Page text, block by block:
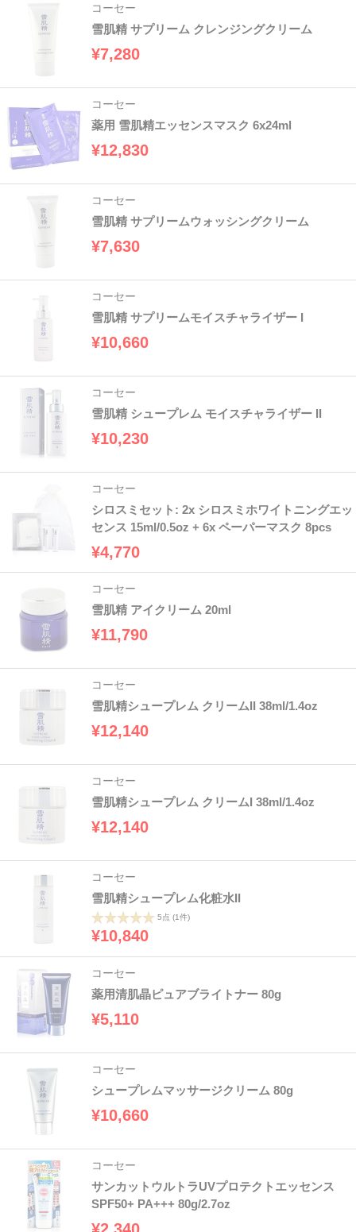
コーセー
雪肌精 サプリーム クレンジングクリーム
¥7,280
コーセー
薬用 雪肌精エッセンスマスク 6x24ml
¥12,830
コーセー
雪肌精 サプリームウォッシングクリーム
¥7,630
コーセー
雪肌精 サプリームモイスチャライザー I
¥10,660
コーセー
雪肌精 シュープレム モイスチャライザー II
¥10,230
コーセー
シロスミセット: 2x シロスミホワイトニングエッ
センス 15ml/0.5oz + 6x ペーパーマスク 8pcs
¥4,770
コーセー
雪肌精 アイクリーム 20ml
¥11,790
コーセー
雪肌精シュープレム クリームII 38ml/1.4oz
¥12,140
コーセー
雪肌精シュープレム クリームI 38ml/1.4oz
¥12,140
コーセー
雪肌精シュープレム化粧水II
5点 (1件)
¥10,840
コーセー
薬用清肌晶ピュアブライトナー 80g
¥5,110
コーセー
シュープレムマッサージクリーム 80g
¥10,660
コーセー
サンカットウルトラUVプロテクトエッセンス
SPF50+ PA+++ 80g/2.7oz
¥2,340